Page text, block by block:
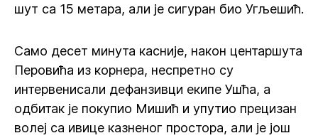
шут са 15 метара, али је сигуран био Угљешић.
Само десет минута касније, након центаршута
Перовића из корнера, неспретно су
интервенисали дефанзивци екипе Ушћа, а
одбитак је покупио Мишић и упутио прецизан
волеј са ивице казненог простора, али је још